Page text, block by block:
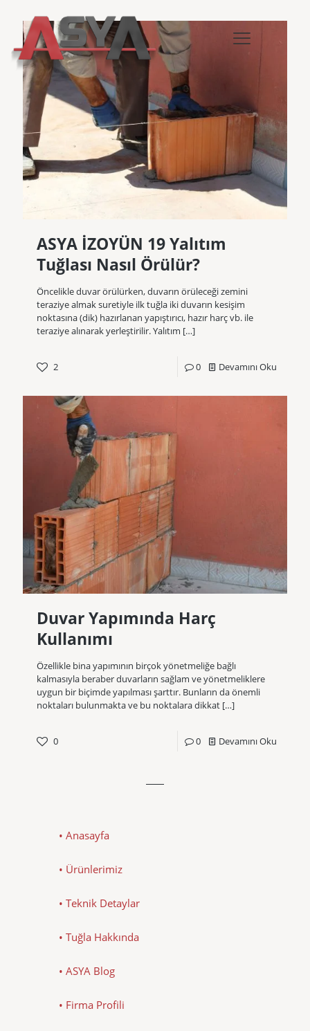
ASYA İZOYÜN 19 Yalıtım
Tuğlası Nasıl Örülür?
Öncelikle duvar örülürken, duvarın örüleceği zemini
teraziye almak suretiyle ilk tuğla iki duvarın kesişim
noktasına (dik) hazırlanan yapıştırıcı, hazır harç vb. ile
teraziye alınarak yerleştirilir. Yalıtım […]
2 0 Devamını Oku
Duvar Yapımında Harç
Kullanımı
Özellikle bina yapımının birçok yönetmeliğe bağlı
kalmasıyla beraber duvarların sağlam ve yönetmeliklere
uygun bir biçimde yapılması şarttır. Bunların da önemli
noktaları bulunmakta ve bu noktalara dikkat […]
0 0 Devamını Oku
• Anasayfa
• Ürünlerimiz
• Teknik Detaylar
• Tuğla Hakkında
• ASYA Blog
• Firma Profili